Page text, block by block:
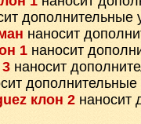
дополнительные
наносит
1 наносит
наносит
клон 2 наносит